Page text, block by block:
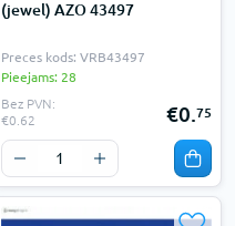
(jewel) AZO 43497
Preces kods: VRB43497
Pieejams: 28
Bez PVN:
€0.62
€0.75